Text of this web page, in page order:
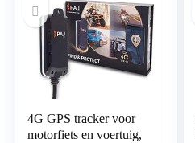
4G GPS tracker voor
motorfiets en voertuig,